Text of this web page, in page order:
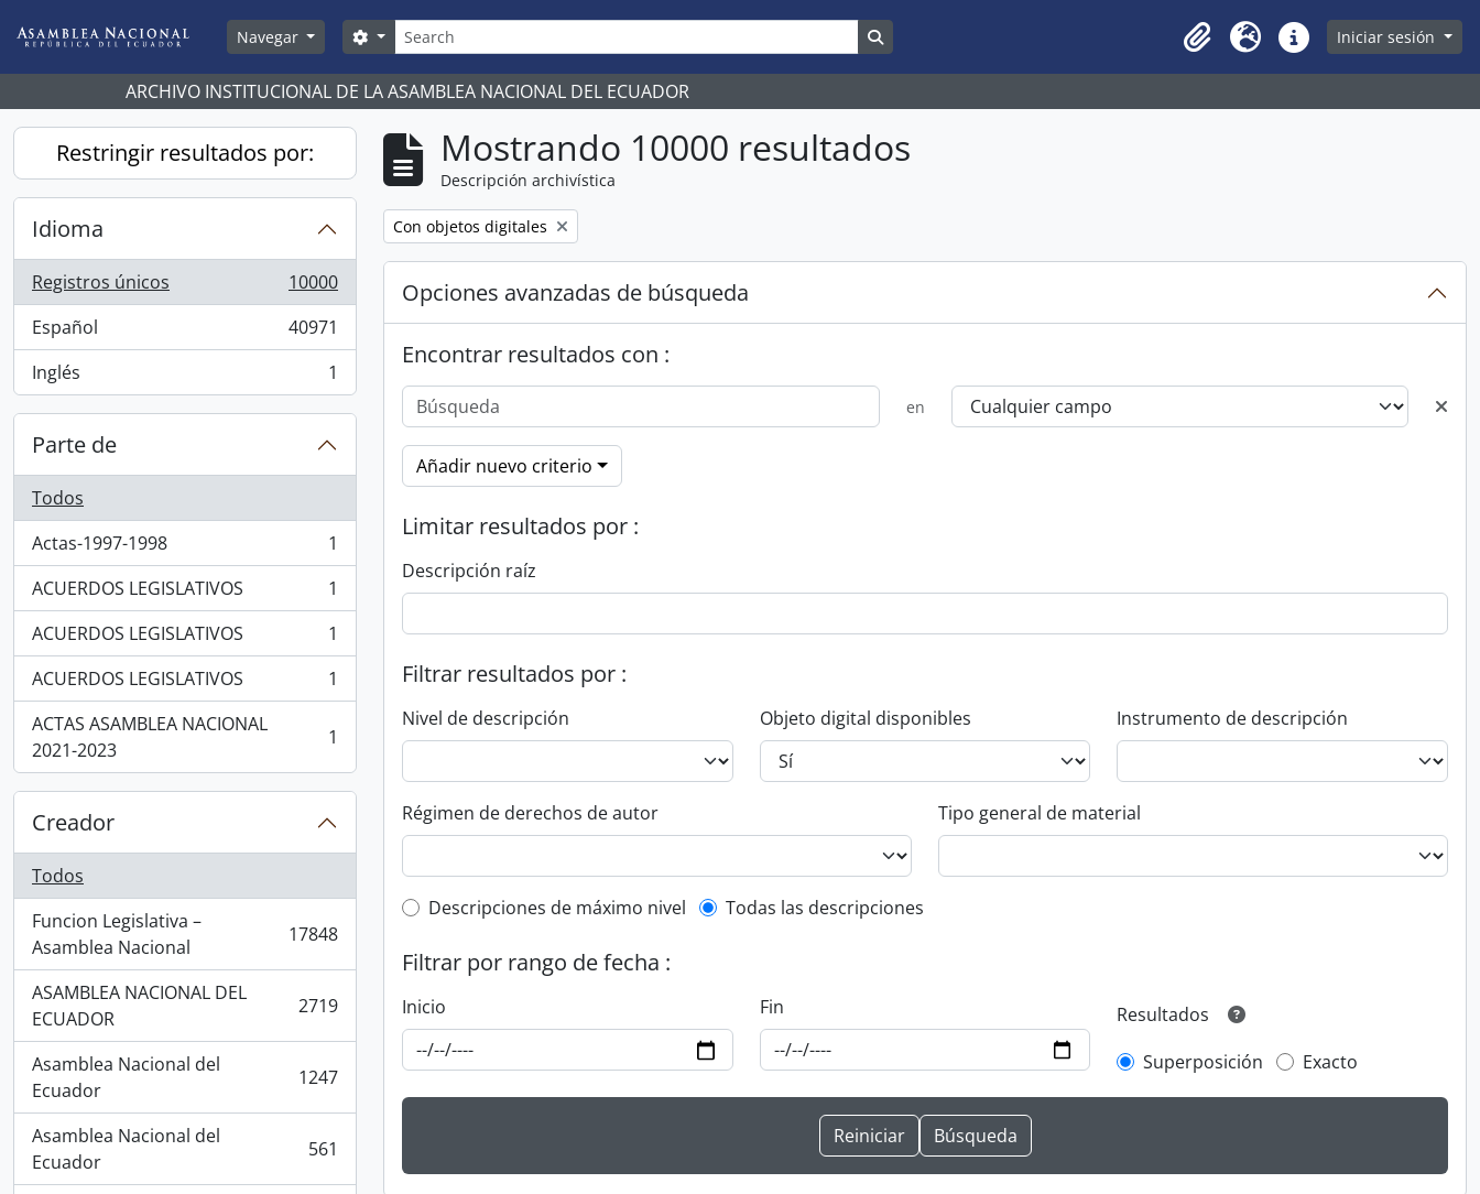
Navegar
Búsqueda
Search options
Clipboard
Idioma Enlaces rápidos
Iniciar sesión
ARCHIVO INSTITUCIONAL DE LA ASAMBLEA NACIONAL DEL ECUADOR
Restringir resultados por:
Idioma
Registros únicos
, 10000 resultados
10000
Español
, 40971 resultados
40971
Inglés
, 1 resultados 1
Parte de
Todos
Actas-1997-1998
, 1 resultados
1
ACUERDOS LEGISLATIVOS
, 1 resultados
1
ACUERDOS LEGISLATIVOS
, 1 resultados
1
ACUERDOS LEGISLATIVOS
, 1 resultados
1
ACTAS ASAMBLEA NACIONAL
2021-2023
, 1 resultados 1
Creador
Todos
Funcion Legislativa –
Asamblea Nacional
, 17848 resultados 17848
ASAMBLEA NACIONAL DEL
ECUADOR
, 2719 resultados 2719
Asamblea Nacional del
Ecuador
, 1247 resultados 1247
Asamblea Nacional del
Ecuador
, 561 resultados 561
Mostrando 10000 resultados
Descripción archivística
Remove filter:
Con objetos digitales
Opciones avanzadas de búsqueda
Encontrar resultados con :
en
Añadir nuevo criterio
Limitar resultados por :
Descripción raíz
Filtrar resultados por :
Nivel de descripción Objeto digital disponibles Instrumento de descripción
Régimen de derechos de autor Tipo general de material
Top-level description filter
Descripciones de máximo nivel Todas las descripciones
Filtrar por rango de fecha :
Inicio Fin
Resultados
Superposición
Exacto